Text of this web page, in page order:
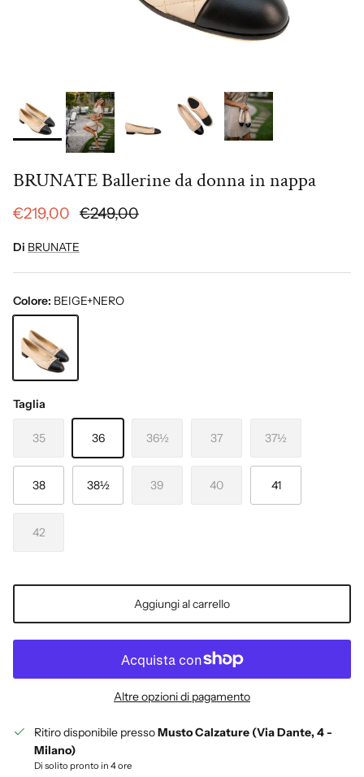
BRUNATE Ballerine da donna in nappa
€219,00 €249,00
Di BRUNATE
Colore: BEIGE+NERO
Taglia
35 36 36½ 37 37½
38 38½ 39 40 41
42
Aggiungi al carrello
Altre opzioni di pagamento
Ritiro disponibile pressoMusto Calzature (Via Dante, 4 -
Milano)
Di solito pronto in 4 ore